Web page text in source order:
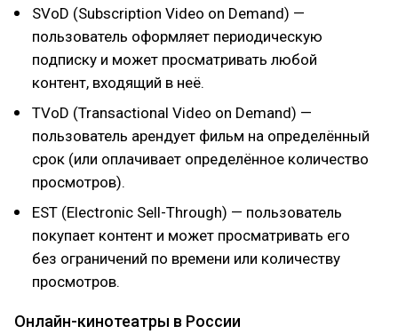
SVoD (Subscription Video on Demand) —
пользователь оформляет периодическую
подписку и может просматривать любой
контент, входящий в неё.
TVoD (Transactional Video on Demand) —
пользователь арендует фильм на определённый
срок (или оплачивает определённое количество
просмотров).
EST (Electronic Sell-Through) — пользователь
покупает контент и может просматривать его
без ограничений по времени или количеству
просмотров.
Онлайн-кинотеатры в России